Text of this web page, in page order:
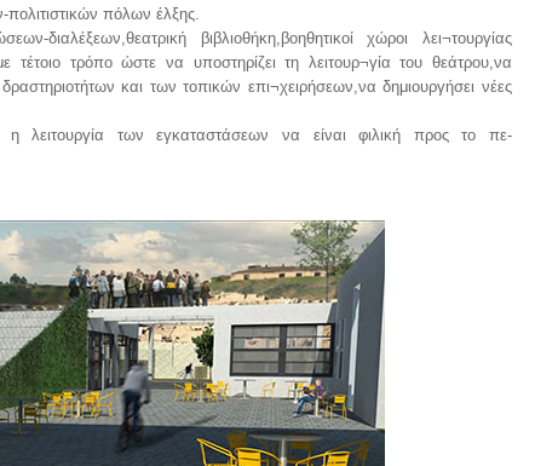
πολιτιστικών πόλων έλξης.
διαλέξεων,θεατρική βιβλιοθήκη,βοηθητικοί χώροι λει¬τουργίας
τρόπο ώστε να υποστηρίζει τη λειτουρ¬γία του θεάτρου,να
και των τοπικών επι¬χειρήσεων,να δημιουργήσει νέες
λειτουργία των εγκαταστάσεων να είναι φιλική προς το πε-